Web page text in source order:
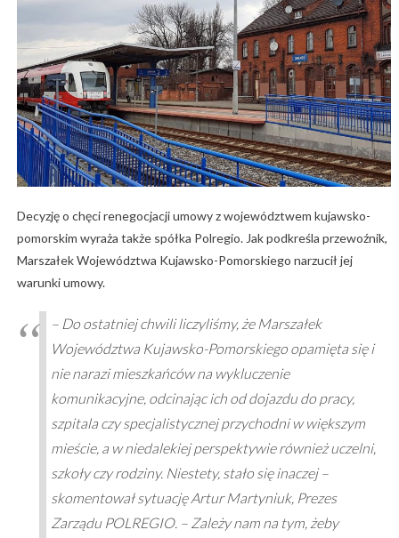
Decyzję o chęci renegocjacji umowy z województwem kujawsko-
pomorskim wyraża także spółka Polregio. Jak podkreśla przewoźnik,
Marszałek Województwa Kujawsko-Pomorskiego narzucił jej
warunki umowy.
– Do ostatniej chwili liczyliśmy, że Marszałek
Województwa Kujawsko-Pomorskiego opamięta się i
nie narazi mieszkańców na wykluczenie
komunikacyjne, odcinając ich od dojazdu do pracy,
szpitala czy specjalistycznej przychodni w większym
mieście, a w niedalekiej perspektywie również uczelni,
szkoły czy rodziny. Niestety, stało się inaczej –
skomentował sytuację Artur Martyniuk, Prezes
Zarządu POLREGIO. – Zależy nam na tym, żeby